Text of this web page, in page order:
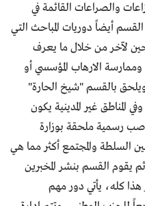
والصراعات القائمة في
أيضاً دوريات المباحث التي
لآخر من خلال ما يعرف
وممارسة الارهاب المؤسسي أو
بالقسم "شيخ الحارة"
المناطق غير المدينية يكون
رسمية ملحقة بوزارة
السلطة والمجتمع أكثر مما هي
يقوم القسم بنشر المخبرين
هذا كله، يأتي دور مهم